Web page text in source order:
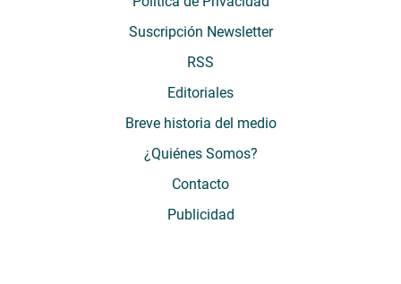
Suscripción Newsletter
RSS
Editoriales
Breve historia del medio
¿Quiénes Somos?
Contacto
Publicidad